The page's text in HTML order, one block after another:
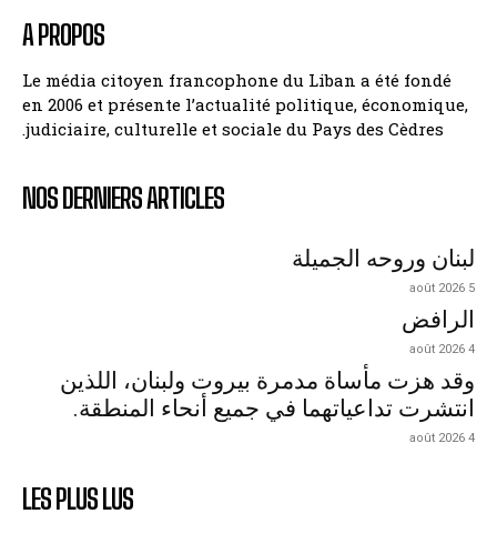
A PROPOS
Le média citoyen francophone du Liban a été fondé
en 2006 et présente l’actualité politique, économique,
judiciaire, culturelle et sociale du Pays des Cèdres.
NOS DERNIERS ARTICLES
لبنان وروحه الجميلة
5 août 2026
الرافض
4 août 2026
وقد هزت مأساة مدمرة بيروت ولبنان، اللذين
انتشرت تداعياتهما في جميع أنحاء المنطقة.
4 août 2026
LES PLUS LUS